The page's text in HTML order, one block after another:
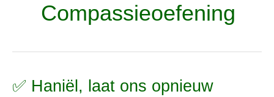
Compassieoefening
✅ Haniël, laat ons opnieuw
✅